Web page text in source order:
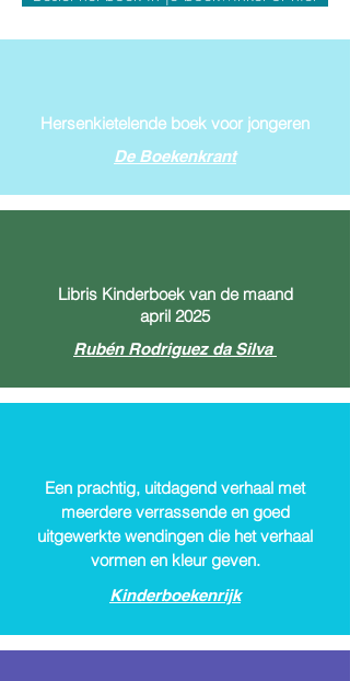
Hersenkietelende boek voor jongeren
De Boekenkrant
Libris Kinderboek van de maand
april 2025
Rubén Rodriguez da Silva
Een prachtig, uitdagend verhaal met
meerdere verrassende en goed
uitgewerkte wendingen die het verhaal
vormen en kleur geven.
Kinderboekenrijk